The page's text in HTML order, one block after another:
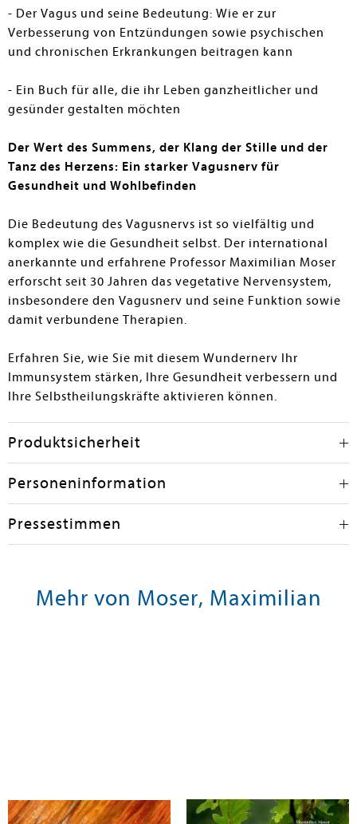
- Der Vagus und seine Bedeutung: Wie er zur
Verbesserung von Entzündungen sowie psychischen
und chronischen Erkrankungen beitragen kann
- Ein Buch für alle, die ihr Leben ganzheitlicher und
gesünder gestalten möchten
Der Wert des Summens, der Klang der Stille und der
Tanz des Herzens: Ein starker Vagusnerv für
Gesundheit und Wohlbefinden
Die Bedeutung des Vagusnervs ist so vielfältig und
komplex wie die Gesundheit selbst. Der international
anerkannte und erfahrene Professor Maximilian Moser
erforscht seit 30 Jahren das vegetative Nervensystem,
insbesondere den Vagusnerv und seine Funktion sowie
damit verbundene Therapien.
Erfahren Sie, wie Sie mit diesem Wundernerv Ihr
Immunsystem stärken, Ihre Gesundheit verbessern und
Ihre Selbstheilungskräfte aktivieren können.
Produktsicherheit
Personeninformation
Pressestimmen
Mehr von Moser, Maximilian